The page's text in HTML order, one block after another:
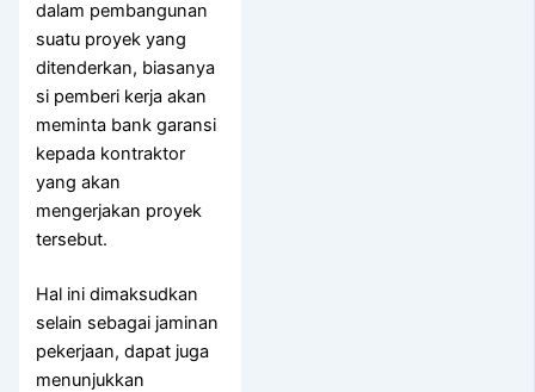
dalam pembangunan
suatu proyek yang
ditenderkan, biasanya
si pemberi kerja akan
meminta bank garansi
kepada kontraktor
yang akan
mengerjakan proyek
tersebut.
Hal ini dimaksudkan
selain sebagai jaminan
pekerjaan, dapat juga
menunjukkan